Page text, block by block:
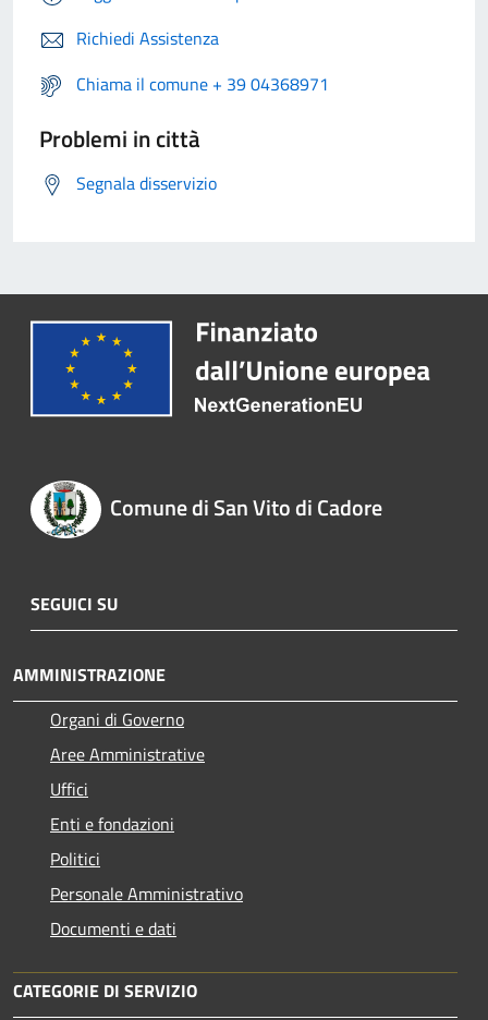
Richiedi Assistenza
Chiama il comune + 39 04368971
Problemi in città
Segnala disservizio
Comune di San Vito di Cadore
SEGUICI SU
AMMINISTRAZIONE
Organi di Governo
Aree Amministrative
Uffici
Enti e fondazioni
Politici
Personale Amministrativo
Documenti e dati
CATEGORIE DI SERVIZIO